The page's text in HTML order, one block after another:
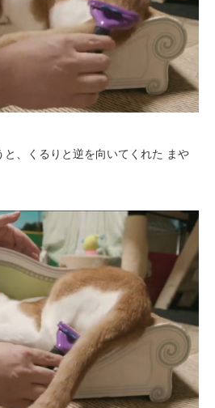
と、くるりと逆を向いてくれた まや